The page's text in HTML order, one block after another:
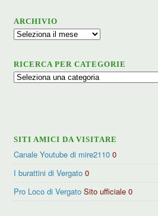
ARCHIVIO
Archivio
RICERCA PER CATEGORIE
Ricerca
SITI AMICI DA VISITARE
Canale Youtube di mire2110 0
I burattini di Vergato 0
Pro Loco di Vergato Sito ufficiale 0